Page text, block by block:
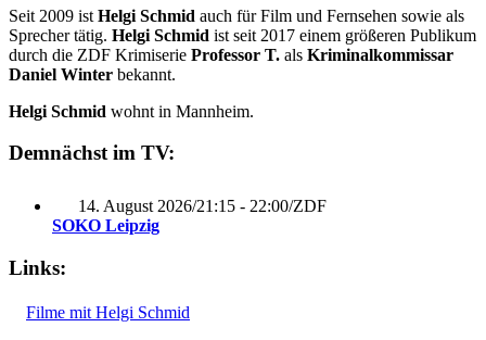
Seit 2009 ist Helgi Schmid auch für Film und Fernsehen sowie als
Sprecher tätig. Helgi Schmid ist seit 2017 einem größeren Publikum
durch die ZDF Krimiserie Professor T. als Kriminalkommissar
Daniel Winter bekannt.
Helgi Schmid wohnt in Mannheim.
Demnächst im TV:
14. August 2026/21:15 - 22:00/ZDF
SOKO Leipzig
Links:
Filme mit Helgi Schmid